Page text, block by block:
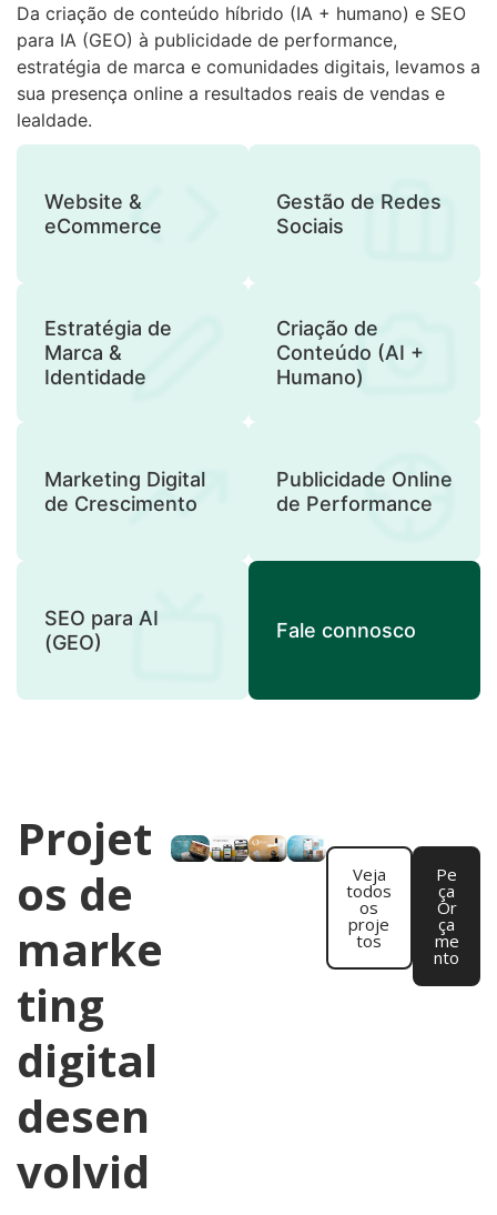
Da criação de conteúdo híbrido (IA + humano) e SEO
para IA (GEO) à publicidade de performance,
estratégia de marca e comunidades digitais, levamos a
sua presença online a resultados reais de vendas e
lealdade.
Website &
eCommerce
Gestão de Redes
Sociais
Estratégia de
Marca &
Identidade
Criação de
Conteúdo (AI +
Humano)
Marketing Digital
de Crescimento
Publicidade Online
de Performance
SEO para AI
(GEO)
Fale connosco
Projet
os de
marke
ting
digital
desen
volvid
Veja
todos
os
proje
tos
Pe
ça
Or
ça
me
nto